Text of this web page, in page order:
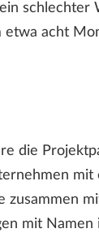
schlechter
etwa acht
die
mit
zusammen
mit Namen